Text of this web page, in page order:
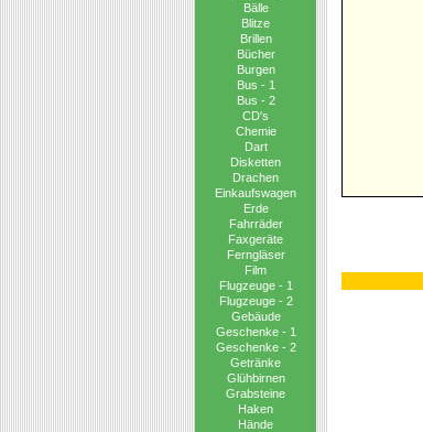
Bälle
Blitze
Brillen
Bücher
Burgen
Bus - 1
Bus - 2
CD′s
Chemie
Dart
Disketten
Drachen
Einkaufswagen
Erde
Fahrräder
Faxgeräte
Ferngläser
Film
Flugzeuge - 1
Flugzeuge - 2
Gebäude
Geschenke - 1
Geschenke - 2
Getränke
Glühbirnen
Grabsteine
Haken
Hände